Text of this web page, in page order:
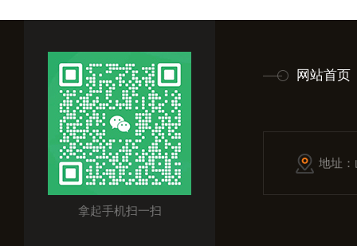
拿起手机扫一扫
网站首页
地址